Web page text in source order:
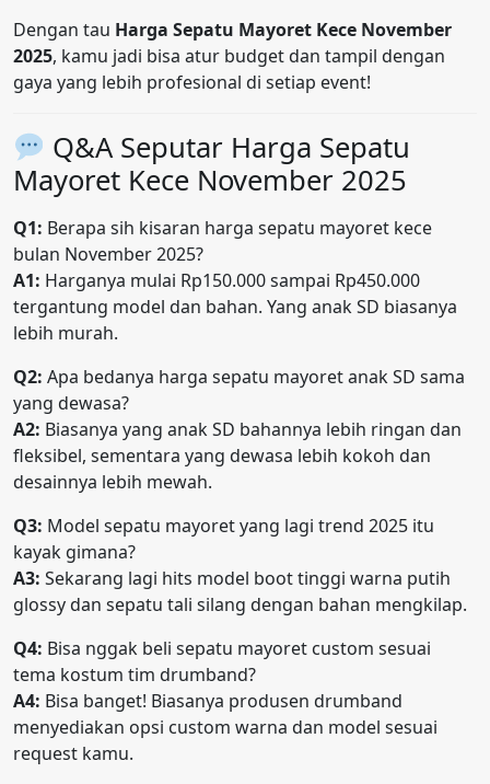
Dengan tau Harga Sepatu Mayoret Kece November
2025, kamu jadi bisa atur budget dan tampil dengan
gaya yang lebih profesional di setiap event!
Q&A Seputar Harga Sepatu
Mayoret Kece November 2025
Q1: Berapa sih kisaran harga sepatu mayoret kece
bulan November 2025?
A1: Harganya mulai Rp150.000 sampai Rp450.000
tergantung model dan bahan. Yang anak SD biasanya
lebih murah.
Q2: Apa bedanya harga sepatu mayoret anak SD sama
yang dewasa?
A2: Biasanya yang anak SD bahannya lebih ringan dan
fleksibel, sementara yang dewasa lebih kokoh dan
desainnya lebih mewah.
Q3: Model sepatu mayoret yang lagi trend 2025 itu
kayak gimana?
A3: Sekarang lagi hits model boot tinggi warna putih
glossy dan sepatu tali silang dengan bahan mengkilap.
Q4: Bisa nggak beli sepatu mayoret custom sesuai
tema kostum tim drumband?
A4: Bisa banget! Biasanya produsen drumband
menyediakan opsi custom warna dan model sesuai
request kamu.